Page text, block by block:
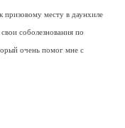
призовому месту в даунхиле
соболезнования по
очень помог мне с